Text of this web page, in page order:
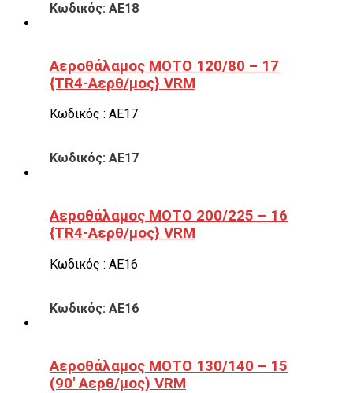
Κωδικός: ΑΕ18
Αεροθάλαμος ΜΟΤΟ 120/80 – 17
{TR4-Αερθ/μος} VRM
Κωδικός : ΑΕ17
Κωδικός: ΑΕ17
Αεροθάλαμος ΜΟΤΟ 200/225 – 16
{TR4-Αερθ/μος} VRM
Κωδικός : ΑΕ16
Κωδικός: ΑΕ16
Αεροθάλαμος ΜΟΤΟ 130/140 – 15
(90′ Αερθ/μος) VRM